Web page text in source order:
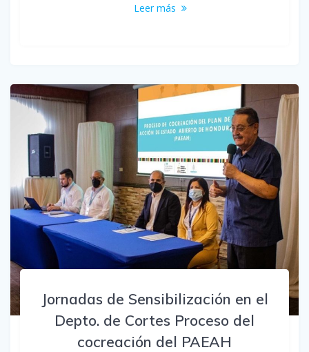
Leer más
Jornadas de Sensibilización en el
Depto. de Cortes Proceso del
cocreación del PAEAH